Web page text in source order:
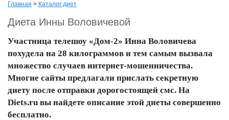
Главная > Каталог диет
Диета Инны Воловичевой
Участница телешоу «Дом-2» Инна Воловичева
похудела на 28 килограммов и тем самым вызвала
множество случаев интернет-мошенничества.
Многие сайты предлагали прислать секретную
диету после отправки дорогостоящей смс. На
Diets.ru вы найдете описание этой диеты совершенно
бесплатно.